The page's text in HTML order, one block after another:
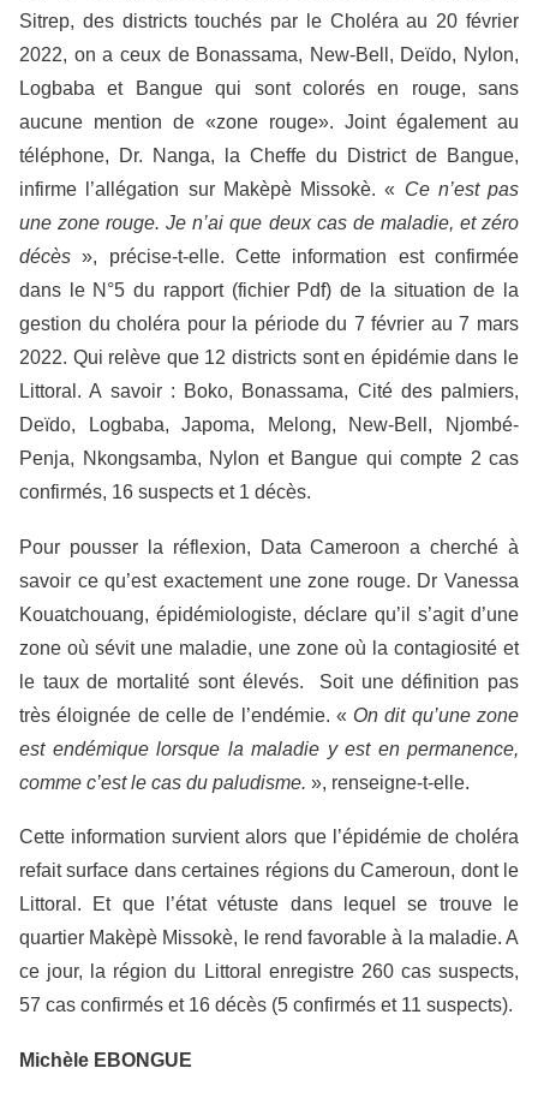
Sitrep, des districts touchés par le Choléra au 20 février
2022, on a ceux de Bonassama, New-Bell, Deïdo, Nylon,
Logbaba et Bangue qui sont colorés en rouge, sans
aucune mention de «zone rouge». Joint également au
téléphone, Dr. Nanga, la Cheffe du District de Bangue,
infirme l’allégation sur Makèpè Missokè. « Ce n’est pas
une zone rouge. Je n’ai que deux cas de maladie, et zéro
décès», précise-t-elle. Cette information est confirmée
dans le N°5 du rapport (fichier Pdf) de la situation de la
gestion du choléra pour la période du 7 février au 7 mars
2022. Qui relève que 12 districts sont en épidémie dans le
Littoral. A savoir : Boko, Bonassama, Cité des palmiers,
Deïdo, Logbaba, Japoma, Melong, New-Bell, Njombé-
Penja, Nkongsamba, Nylon et Bangue qui compte 2 cas
confirmés, 16 suspects et 1 décès.
Pour pousser la réflexion, Data Cameroon a cherché à
savoir ce qu’est exactement une zone rouge. Dr Vanessa
Kouatchouang, épidémiologiste, déclare qu’il s’agit d’une
zone où sévit une maladie, une zone où la contagiosité et
le taux de mortalité sont élevés. Soit une définition pas
très éloignée de celle de l’endémie. « On dit qu’une zone
est endémique lorsque la maladie y est en permanence,
comme c’est le cas du paludisme. », renseigne-t-elle.
Cette information survient alors que l’épidémie de choléra
refait surface dans certaines régions du Cameroun, dont le
Littoral. Et que l’état vétuste dans lequel se trouve le
quartier Makèpè Missokè, le rend favorable à la maladie. A
ce jour, la région du Littoral enregistre 260 cas suspects,
57 cas confirmés et 16 décès (5 confirmés et 11 suspects).
Michèle EBONGUE